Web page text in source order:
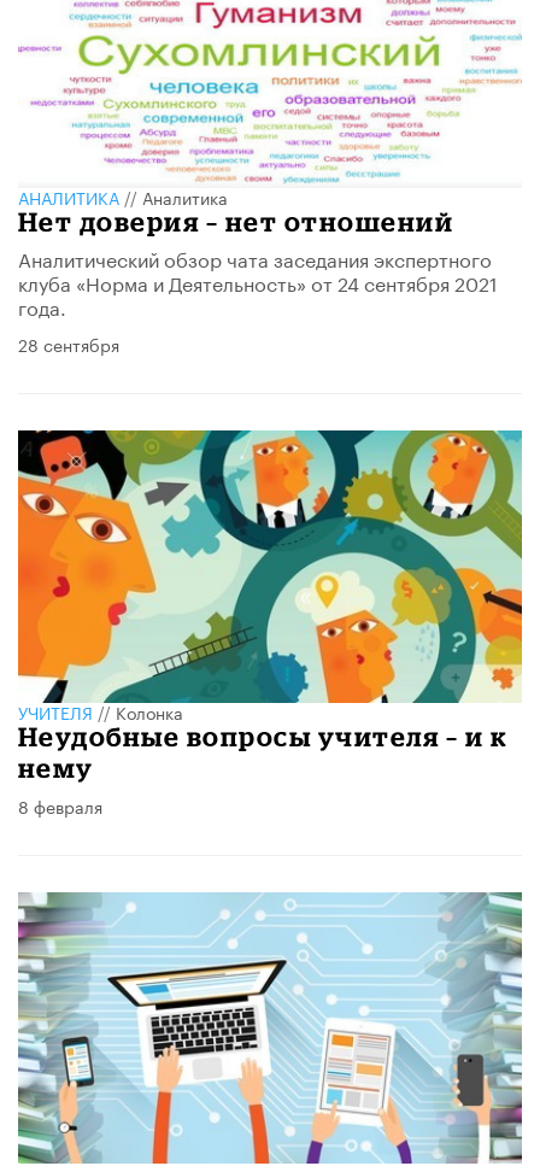
АНАЛИТИКА // Аналитика
Нет доверия – нет отношений
Аналитический обзор чата заседания экспертного
клуба «Норма и Деятельность» от 24 сентября 2021
года.
28 сентября
УЧИТЕЛЯ//Колонка
Неудобные вопросы учителя – и к
нему
8 февраля